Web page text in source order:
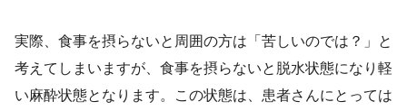
実際、食事を摂らないと周囲の方は「苦しいのでは？」と
考えてしまいますが、食事を摂らないと脱水状態になり軽
い麻酔状態となります。この状態は、患者さんにとっては